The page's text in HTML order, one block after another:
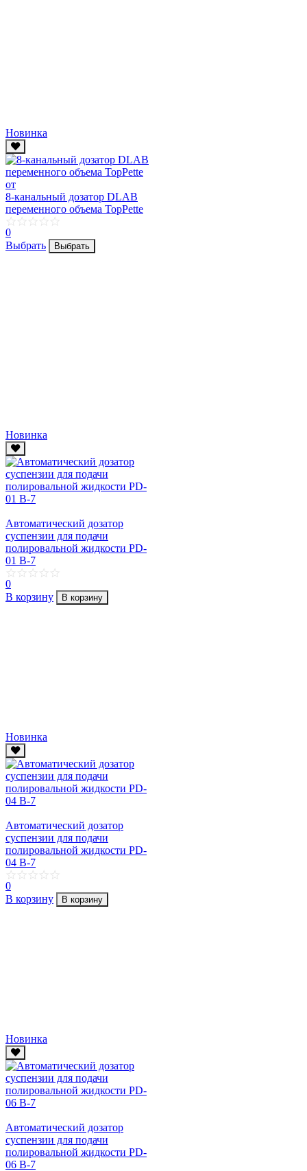
Новинка
от
8-канальный дозатор DLAB
переменного объема TopPette
0
Выбрать
Выбрать
Новинка
Автоматический дозатор
суспензии для подачи
полировальной жидкости PD-
01 B-7
0
В корзину
В корзину
Новинка
Автоматический дозатор
суспензии для подачи
полировальной жидкости PD-
04 B-7
0
В корзину
В корзину
Новинка
Автоматический дозатор
суспензии для подачи
полировальной жидкости PD-
06 B-7